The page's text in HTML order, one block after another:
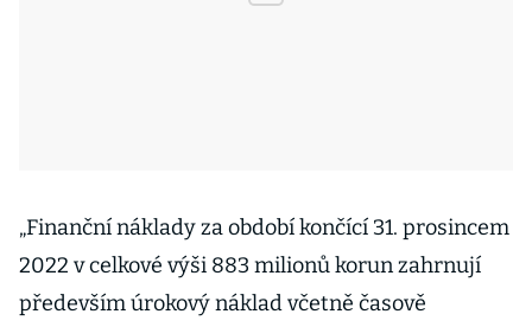
„Finanční náklady za období končící 31. prosincem
2022 v celkové výši 883 milionů korun zahrnují
především úrokový náklad včetně časově